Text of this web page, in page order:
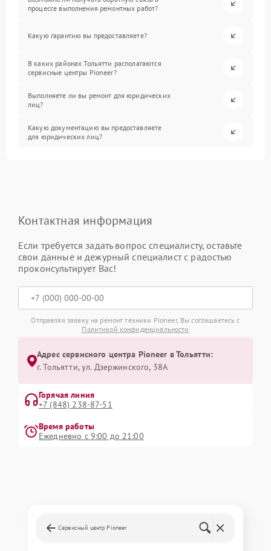
процессе выполнения ремонтных работ?
Какую гарантию вы предоставляете?
В каких районах Тольятти располагаются
сервисные центры Pioneer?
Выполняете ли вы ремонт для юридических
лиц?
Какую документацию вы предоставляете
для юридических лиц?
Контактная информация
Если требуется задать вопрос специалисту, оставьте
свои данные и дежурный специалист с радостью
проконсультирует Вас!
Отправляя заявку на ремонт техники Pioneer, Вы соглашаетесь с
Политикой конфиденциальности
Адрес сервисного центра Pioneer в Тольятти:
г. Тольятти, ул. Дзержинского, 38А
Горячая линия
+7 (848) 238-87-51
Время работы
Ежедневно с 9:00 до 21:00
Сервисный центр Pioneer